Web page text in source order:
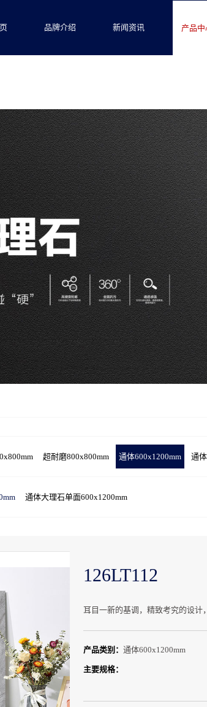
品牌介绍 新闻资讯 产品中
超耐磨800x800mm 通体600x1200mm 通
通体大理石单面600x1200mm
126LT112
耳目一新的基调，精致考究的设计
产品类别： 通体600x1200mm
主要规格：